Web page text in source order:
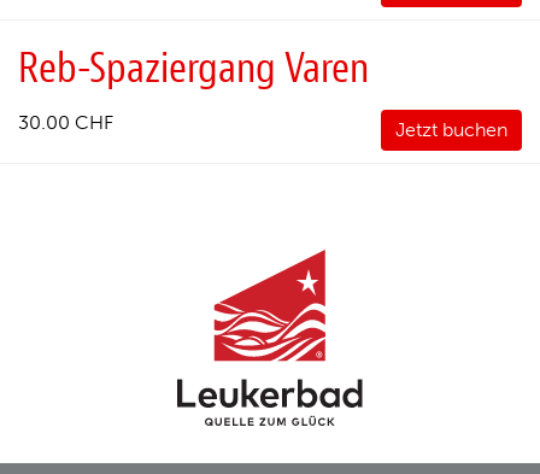
Reb-Spaziergang Varen
30.00 CHF Jetzt buchen